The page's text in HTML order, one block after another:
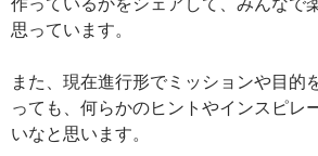
思っています。
また、現在進行形でミッションや目的
っても、何らかのヒントやインスピレ
いなと思います。